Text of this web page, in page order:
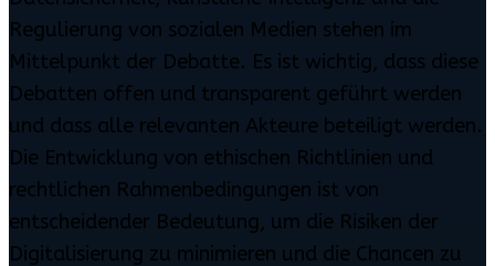
Regulierung von sozialen Medien stehen im
Mittelpunkt der Debatte. Es ist wichtig, dass diese
Debatten offen und transparent geführt werden
und dass alle relevanten Akteure beteiligt werden.
Die Entwicklung von ethischen Richtlinien und
rechtlichen Rahmenbedingungen ist von
entscheidender Bedeutung, um die Risiken der
Digitalisierung zu minimieren und die Chancen zu